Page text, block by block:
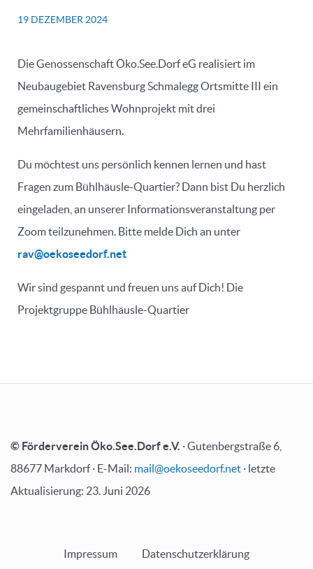
19 DEZEMBER 2024
Die Genossenschaft Öko.See.Dorf eG realisiert im
Neubaugebiet Ravensburg Schmalegg Ortsmitte III ein
gemeinschaftliches Wohnprojekt mit drei
Mehrfamilienhäusern.
Du möchtest uns persönlich kennen lernen und hast
Fragen zum Bühlhäusle-Quartier? Dann bist Du herzlich
eingeladen, an unserer Informationsveranstaltung per
Zoom teilzunehmen. Bitte melde Dich an unter
rav@oekoseedorf.net
Wir sind gespannt und freuen uns auf Dich! Die
Projektgruppe Bühlhäusle-Quartier
© Förderverein Öko.See.Dorf e.V. · Gutenbergstraße 6,
88677 Markdorf · E-Mail: mail@oekoseedorf.net · letzte
Aktualisierung: 23. Juni 2026
Impressum Datenschutzerklärung